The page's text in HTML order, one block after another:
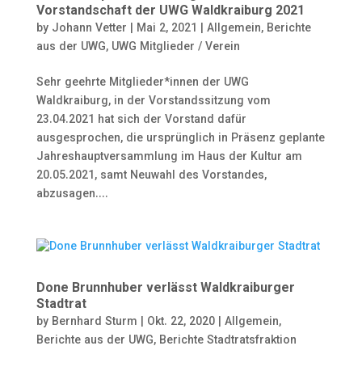
Vorstandschaft der UWG Waldkraiburg 2021
by Johann Vetter | Mai 2, 2021 | Allgemein, Berichte
aus der UWG, UWG Mitglieder / Verein
Sehr geehrte Mitglieder*innen der UWG
Waldkraiburg, in der Vorstandssitzung vom
23.04.2021 hat sich der Vorstand dafür
ausgesprochen, die ursprünglich in Präsenz geplante
Jahreshauptversammlung im Haus der Kultur am
20.05.2021, samt Neuwahl des Vorstandes,
abzusagen....
Done Brunnhuber verlässt Waldkraiburger
Stadtrat
by Bernhard Sturm | Okt. 22, 2020| Allgemein,
Berichte aus der UWG, Berichte Stadtratsfraktion